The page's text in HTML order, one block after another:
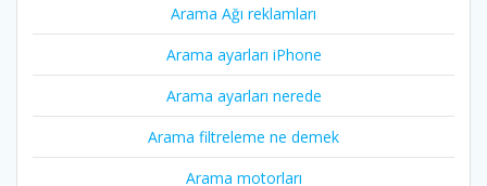
Arama Ağı reklamları
Arama ayarları iPhone
Arama ayarları nerede
Arama filtreleme ne demek
Arama motorları